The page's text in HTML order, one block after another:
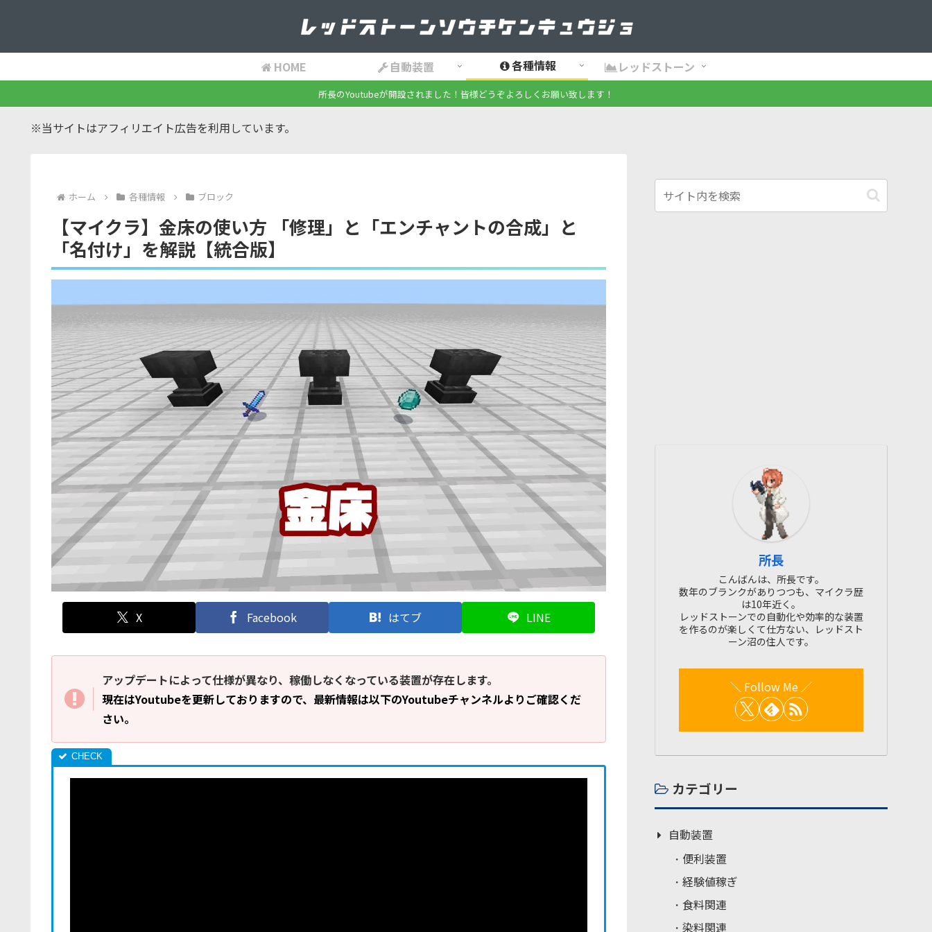
HOME 自動装置 各種情報 レッドストーン
所長のYoutubeが開設されました！皆様どうぞよろしくお願い致します！
※当サイトはアフィリエイト広告を利用しています。
ホーム 各種情報 ブロック
【マイクラ】金床の使い方 「修理」と「エンチャントの合成」と
「名付け」を解説【統合版】
X Facebook はてブ LINE
アップデートによって仕様が異なり、稼働しなくなっている装置が存在します。
現在はYoutubeを更新しておりますので、最新情報は以下のYoutubeチャンネルよりご確認くだ
さい。
所長
こんばんは、所長です。
数年のブランクがありつつも、マイクラ歴
は10年近く。
レッドストーンでの自動化や効率的な装置
を作るのが楽しくて仕方ない、レッドスト
ーン沼の住人です。
カテゴリー
自動装置
便利装置
経験値稼ぎ
食料関連
染料関連